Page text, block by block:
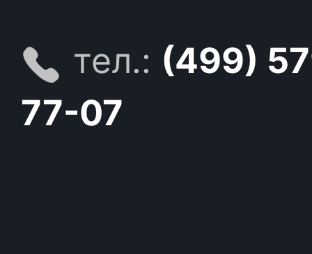
тел.: (499)
77-07